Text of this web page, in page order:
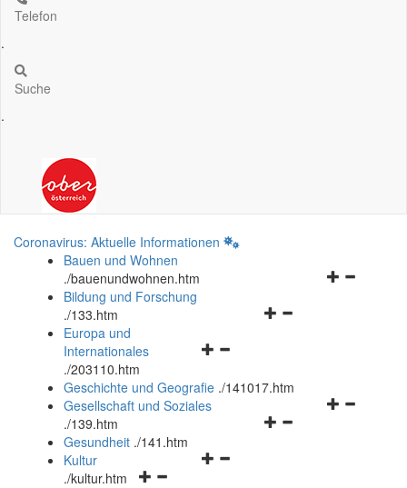
Telefon
.
Suche
.
Coronavirus: Aktuelle Informationen
Bauen und Wohnen
./bauenundwohnen.htm
Navigationsmenü
Bildung und Forschung
./133.htm
Navigationsmenü
und
schließen
Europa und
Internationales
./203110.htm
Geschichte und Geografie ./141017.htm
Navigationsmenü
Gesellschaft und Soziales
./139.htm
Navigationsmenü
Gesundheit ./141.htm
Navigationsmenü
Kultur
./kultur.htm